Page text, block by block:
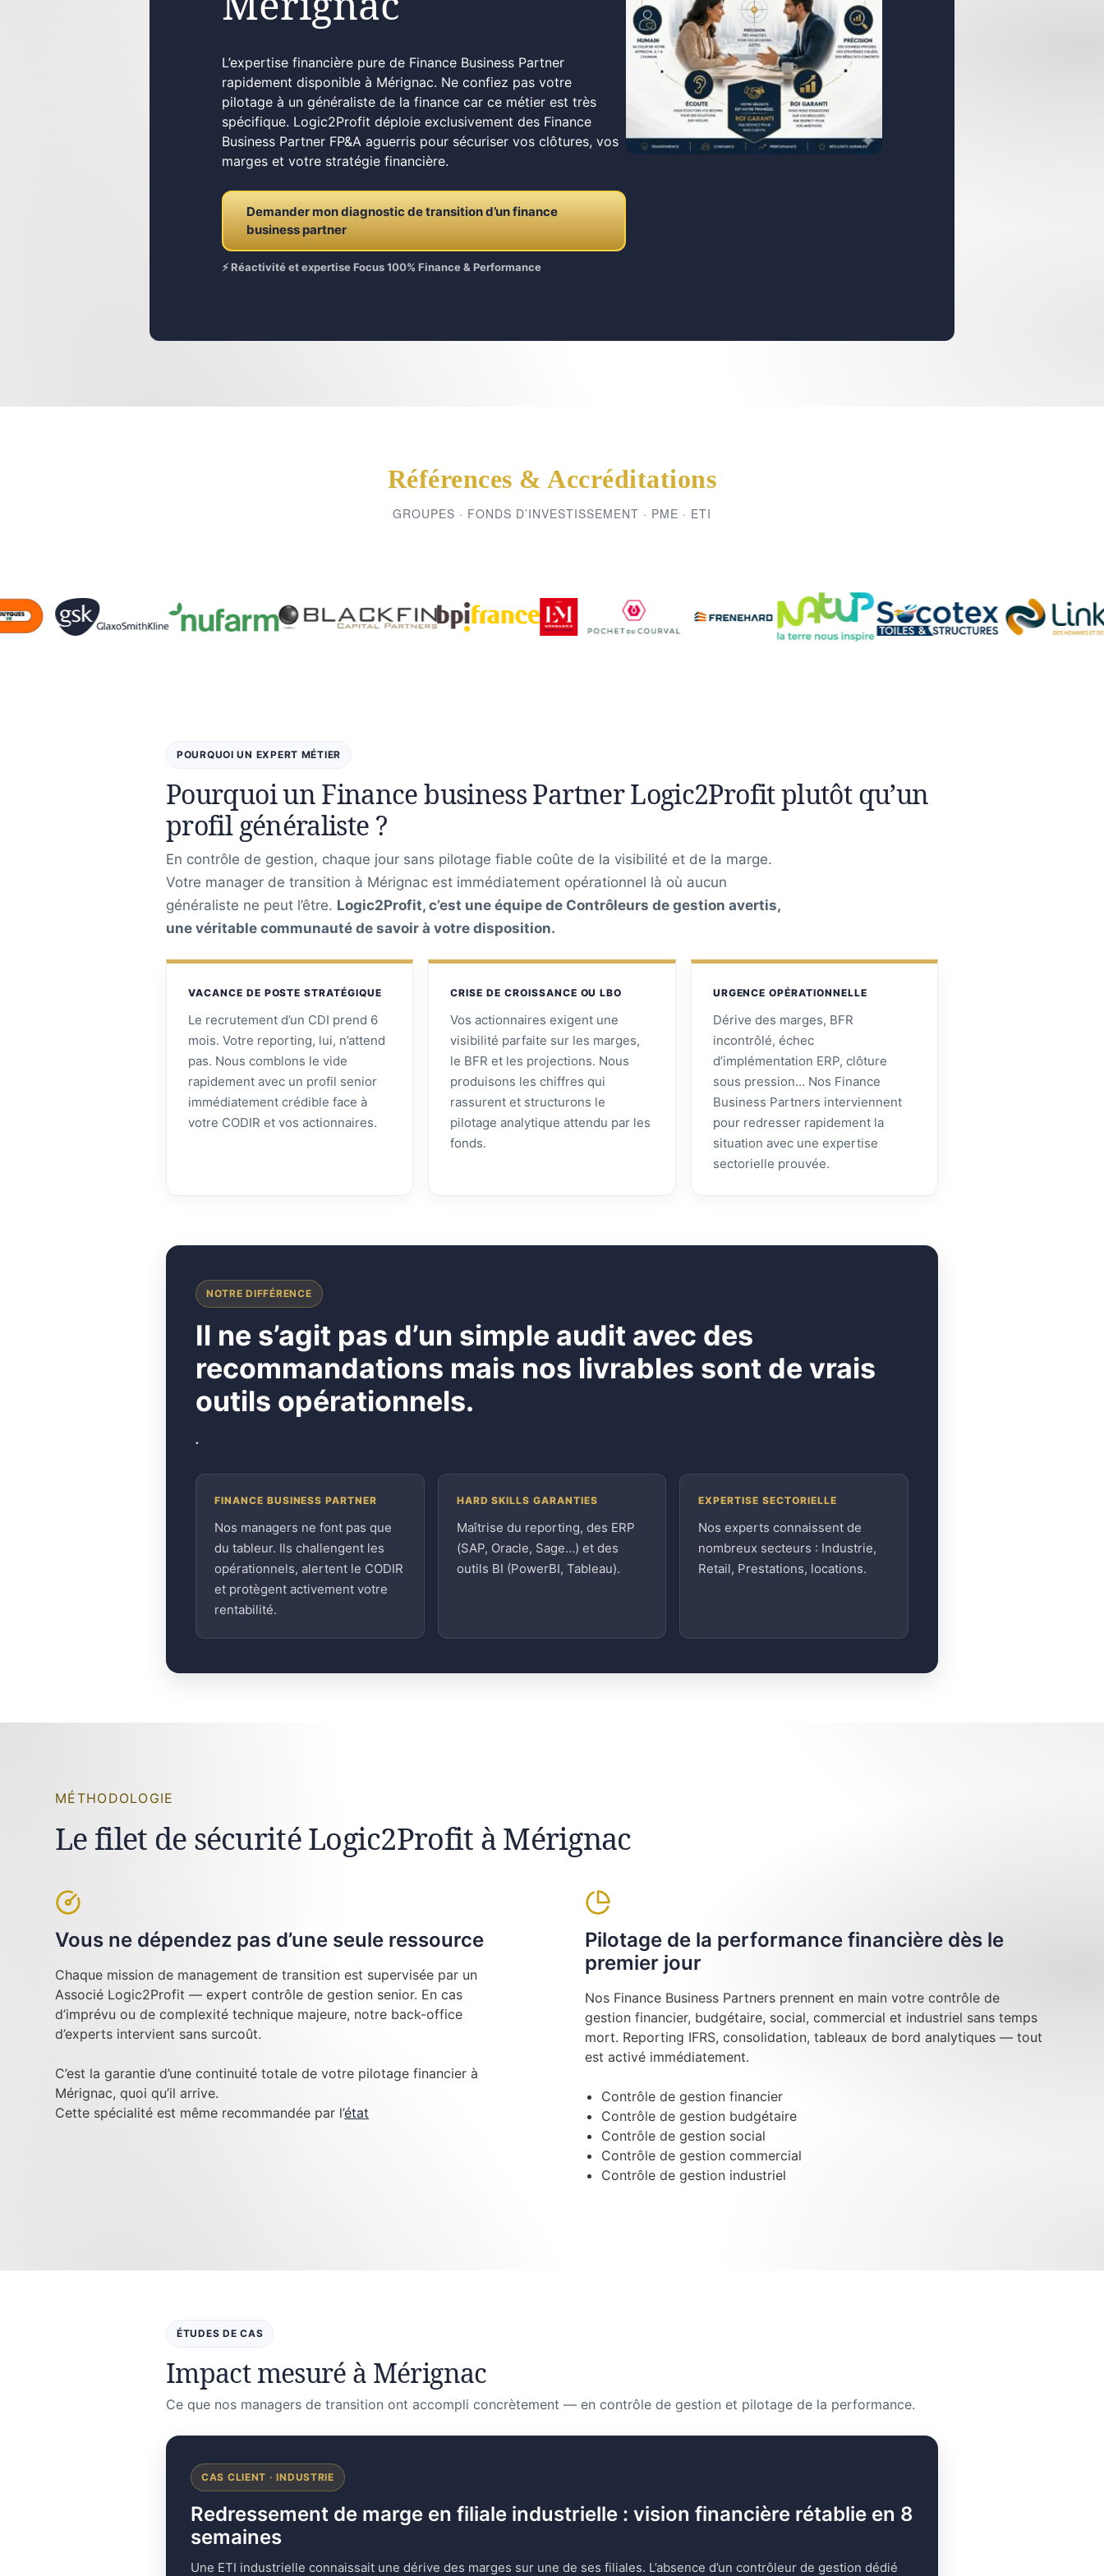
L’expertise financière pure de Finance Business Partner
rapidement disponible à Mérignac. Ne confiez pas votre
pilotage à un généraliste de la finance car ce métier est très
spécifique. Logic2Profit déploie exclusivement des Finance
Business Partner FP&A aguerris pour sécuriser vos clôtures, vos
marges et votre stratégie financière.
Demander mon diagnostic de transition d’un finance
business partner
⚡ Réactivité et expertise Focus 100% Finance & Performance
Références & Accréditations
GROUPES · FONDS D’INVESTISSEMENT · PME · ETI
POURQUOI UN EXPERT MÉTIER
Pourquoi un Finance business Partner Logic2Profit plutôt qu’un
profil généraliste ?
En contrôle de gestion, chaque jour sans pilotage fiable coûte de la visibilité et de la marge.
Votre manager de transition à Mérignac est immédiatement opérationnel là où aucun
généraliste ne peut l’être. Logic2Profit, c’est une équipe de Contrôleurs de gestion avertis,
une véritable communauté de savoir à votre disposition.
VACANCE DE POSTE STRATÉGIQUE
Le recrutement d’un CDI prend 6
mois. Votre reporting, lui, n’attend
pas. Nous comblons le vide
rapidement avec un profil senior
immédiatement crédible face à
votre CODIR et vos actionnaires.
CRISE DE CROISSANCE OU LBO
Vos actionnaires exigent une
visibilité parfaite sur les marges,
le BFR et les projections. Nous
produisons les chiffres qui
rassurent et structurons le
pilotage analytique attendu par les
fonds.
URGENCE OPÉRATIONNELLE
Dérive des marges, BFR
incontrôlé, échec
d’implémentation ERP, clôture
sous pression… Nos Finance
Business Partners interviennent
pour redresser rapidement la
situation avec une expertise
sectorielle prouvée.
NOTRE DIFFÉRENCE
Il ne s’agit pas d’un simple audit avec des
recommandations mais nos livrables sont de vrais
outils opérationnels.
.
FINANCE BUSINESS PARTNER
Nos managers ne font pas que
du tableur. Ils challengent les
opérationnels, alertent le CODIR
et protègent activement votre
rentabilité.
HARD SKILLS GARANTIES
Maîtrise du reporting, des ERP
(SAP, Oracle, Sage…) et des
outils BI (PowerBI, Tableau).
EXPERTISE SECTORIELLE
Nos experts connaissent de
nombreux secteurs : Industrie,
Retail, Prestations, locations.
MÉTHODOLOGIE
Le filet de sécurité Logic2Profit à Mérignac
Vous ne dépendez pas d’une seule ressource
Chaque mission de management de transition est supervisée par un
Associé Logic2Profit — expert contrôle de gestion senior. En cas
d’imprévu ou de complexité technique majeure, notre back-office
d’experts intervient sans surcoût.
C’est la garantie d’une continuité totale de votre pilotage financier à
Mérignac, quoi qu’il arrive.
Cette spécialité est même recommandée par l’état
Pilotage de la performance financière dès le
premier jour
Nos Finance Business Partners prennent en main votre contrôle de
gestion financier, budgétaire, social, commercial et industriel sans temps
mort. Reporting IFRS, consolidation, tableaux de bord analytiques — tout
est activé immédiatement.
Contrôle de gestion financier
Contrôle de gestion budgétaire
Contrôle de gestion social
Contrôle de gestion commercial
Contrôle de gestion industriel
ÉTUDES DE CAS
Impact mesuré à Mérignac
Ce que nos managers de transition ont accompli concrètement — en contrôle de gestion et pilotage de la performance.
CAS CLIENT · INDUSTRIE
Redressement de marge en filiale industrielle : vision financière rétablie en 8
semaines
Une ETI industrielle connaissait une dérive des marges sur une de ses filiales. L’absence d’un contrôleur de gestion dédié